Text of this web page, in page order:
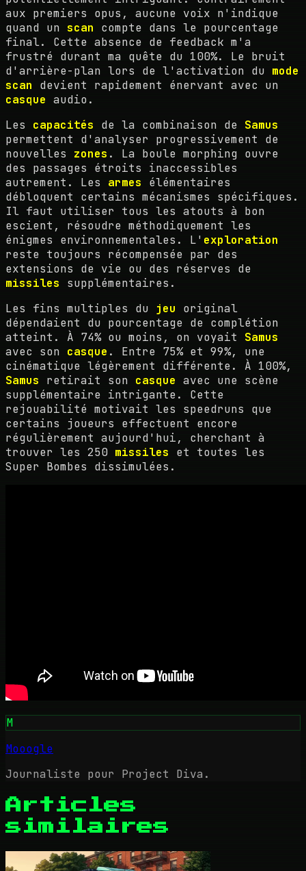
aux premiers opus, aucune voix n'indique
quand un scan compte dans le pourcentage
final. Cette absence de feedback m'a
frustré durant ma quête du 100%. Le bruit
d'arrière-plan lors de l'activation du mode
scan devient rapidement énervant avec un
casque audio.
Les capacités de la combinaison de Samus
permettent d'analyser progressivement de
nouvelles zones . La boule morphing ouvre
des passages étroits inaccessibles
autrement. Les armes élémentaires
débloquent certains mécanismes spécifiques.
Il faut utiliser tous les atouts à bon
escient, résoudre méthodiquement les
énigmes environnementales. L' exploration
reste toujours récompensée par des
extensions de vie ou des réserves de
missiles supplémentaires.
Les fins multiples du jeu original
dépendaient du pourcentage de complétion
atteint. À 74% ou moins, on voyait Samus
avec son casque . Entre 75% et 99%, une
cinématique légèrement différente. À 100%,
Samus retirait son casque avec une scène
supplémentaire intrigante. Cette
rejouabilité motivait les speedruns que
certains joueurs effectuent encore
régulièrement aujourd'hui, cherchant à
trouver les 250 missiles et toutes les
Super Bombes dissimulées.
M
Mooogle
Journaliste pour Project Diva.
Articles
similaires